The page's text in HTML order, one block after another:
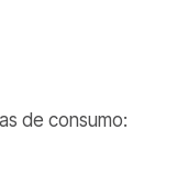
de consumo: